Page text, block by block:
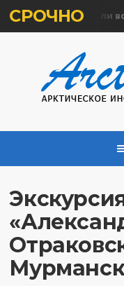
СРОЧНО
жертв почтили во